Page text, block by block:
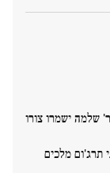
שלמה ישמרו צורו
תרג'ום מלכים